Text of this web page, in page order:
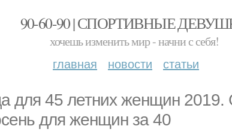
90-60-90 | СПОРТИВНЫЕ
хочешь изменить мир - начни с себя!
главная новости статьи
для 45 летних женщин 2019.
для женщин за 40